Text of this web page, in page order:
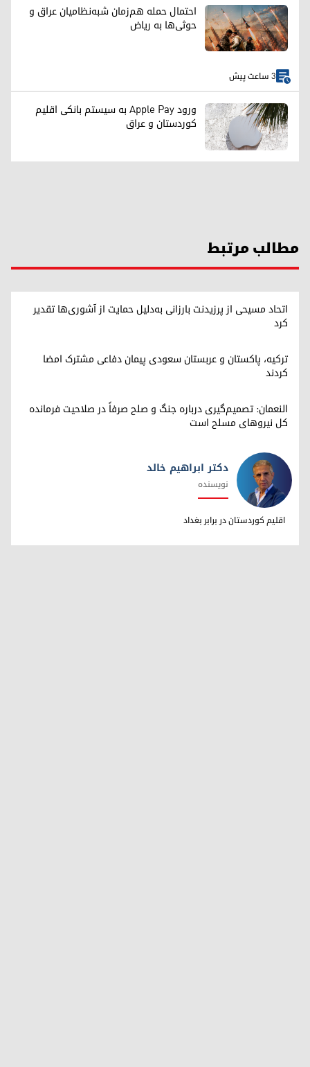
احتمال حمله هم‌زمان شبه‌نظامیان عراق و
حوثی‌ها به ریاض
3 ساعت پیش
ورود Apple Pay به سیستم بانکی اقلیم
کوردستان و عراق
مطالب مرتبط
اتحاد مسیحی از پرزیدنت بارزانی به‌دلیل حمایت از آشوری‌ها تقدیر
کرد
ترکیه، پاکستان و عربستان سعودی پیمان دفاعی مشترک امضا
کردند
النعمان: تصمیم‌گیری درباره جنگ و صلح صرفاً در صلاحیت فرمانده
کل نیروهای مسلح است
دکتر ابراهیم خالد
دکتر ابراهیم خالد
نویسنده
اقلیم کوردستان در برابر بغداد